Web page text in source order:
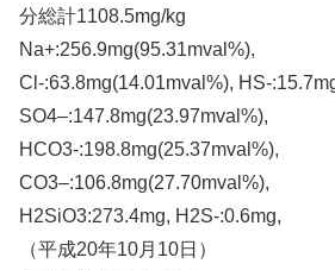
分総計1108.5mg/kg
Na+:256.9mg(95.31mval%),
Cl-:63.8mg(14.01mval%), HS-
SO4–:147.8mg(23.97mval%),
HCO3-:198.8mg(25.37mval%),
CO3–:106.8mg(27.70mval%),
H2SiO3:273.4mg, H2S-:0.6mg,
（平成20年10月10日）